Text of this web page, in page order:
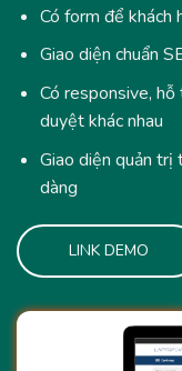
Có form để khách
Giao diện chuẩn
Có responsive,
duyệt khác nhau
Giao diện quản trị
dàng
LINK DEMO